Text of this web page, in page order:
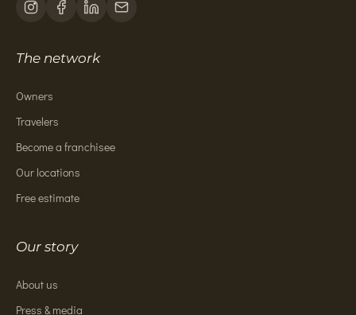
The network
Owners
Travelers
Become a franchisee
Our locations
Free estimate
Our story
About us
Press & media